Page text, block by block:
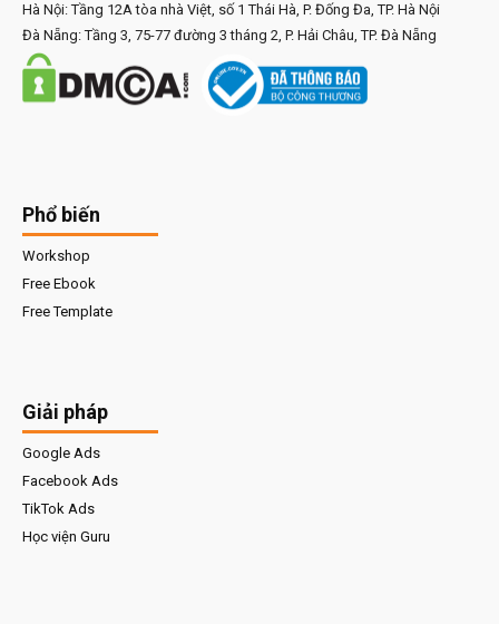
Hà Nội: Tầng 12A tòa nhà Việt, số 1 Thái Hà, P. Đống Đa, TP. Hà Nội
Đà Nẵng: Tầng 3, 75-77 đường 3 tháng 2, P. Hải Châu, TP. Đà Nẵng
Phổ biến
Workshop
Free Ebook
Free Template
Giải pháp
Google Ads
Facebook Ads
TikTok Ads
Học viện Guru